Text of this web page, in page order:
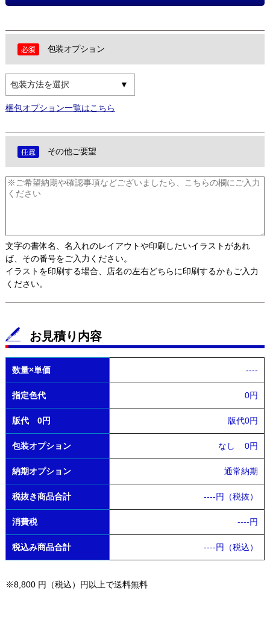
包装オプション
包装方法を選択
梱包オプション一覧はこちら
その他ご要望
文字の書体名、名入れのレイアウトや印刷したいイラストがあれ
ば、その番号をご入力ください。
イラストを印刷する場合、店名の左右どちらに印刷するかもご入力
ください。
お見積り内容
数量×単価 ----
指定色代 0円
版代 0円 版代0円
包装オプション なし 0円
納期オプション 通常納期
税抜き商品合計 ----円（税抜）
消費税 ----円
税込み商品合計 ----円（税込）
※8,800 円（税込）円以上で送料無料